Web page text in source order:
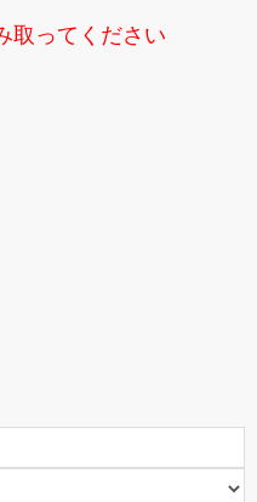
取ってください